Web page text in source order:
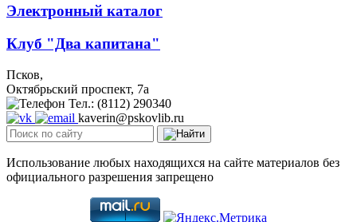
Электронный каталог
Клуб "Два капитана"
Псков,
Октябрьский проспект, 7a
Тел.: (8112) 290340
kaverin@pskovlib.ru
Использование любых находящихся на сайте материалов без
официального разрешения запрещено